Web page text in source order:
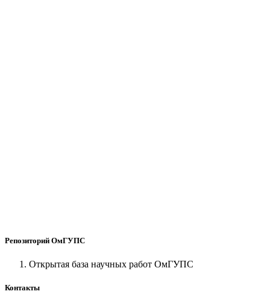
Репозиторий ОмГУПС
Открытая база научных работ ОмГУПС
Контакты